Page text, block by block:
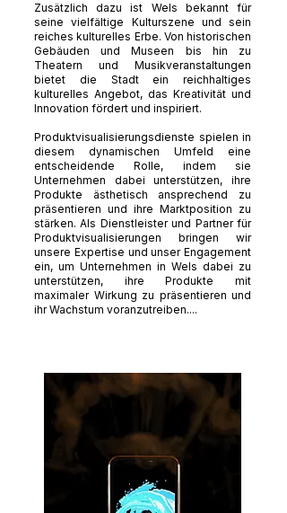
Zusätzlich dazu ist Wels bekannt für
seine vielfältige Kulturszene und sein
reiches kulturelles Erbe. Von historischen
Gebäuden und Museen bis hin zu
Theatern und Musikveranstaltungen
bietet die Stadt ein reichhaltiges
kulturelles Angebot, das Kreativität und
Innovation fördert und inspiriert.
Produktvisualisierungsdienste spielen in
diesem dynamischen Umfeld eine
entscheidende Rolle, indem sie
Unternehmen dabei unterstützen, ihre
Produkte ästhetisch ansprechend zu
präsentieren und ihre Marktposition zu
stärken. Als Dienstleister und Partner für
Produktvisualisierungen bringen wir
unsere Expertise und unser Engagement
ein, um Unternehmen in Wels dabei zu
unterstützen, ihre Produkte mit
maximaler Wirkung zu präsentieren und
ihr Wachstum voranzutreiben....